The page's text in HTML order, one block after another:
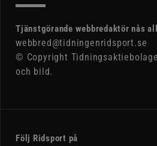
Tjänstgörande webbredaktör nås
webbred@tidningenridsport.se
© Copyright
och bild.
Följ Ridsport på